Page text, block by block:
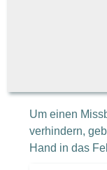
Um einen
verhindern,
Hand in das